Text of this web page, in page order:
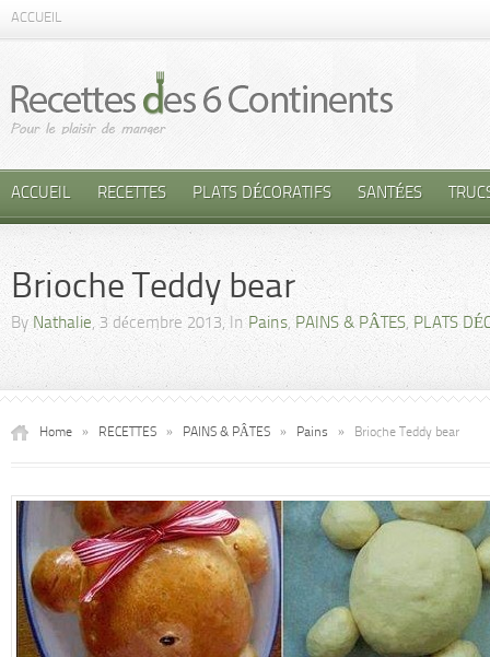
ACCUEIL
ACCUEIL RECETTES PLATS DÉCORATIFS SANTÉES
Brioche Teddy bear
By Nathalie, 3 décembre 2013, In Pains,PAINS & PÂTES, PLATS
Home » RECETTES » PAINS & PÂTES » Pains » Brioche Teddy bear